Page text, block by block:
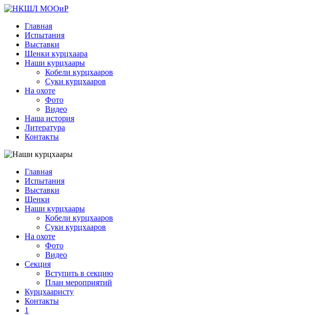
Главная
Испытания
Выставки
Щенки курцхаара
Наши курцхаары
Кобели курцхааров
Суки курцхааров
На охоте
Фото
Видео
Наша история
Литература
Контакты
Главная
Испытания
Выставки
Щенки
Наши курцхаары
Кобели курцхааров
Суки курцхааров
На охоте
Фото
Видео
Секция
Вступить в секцию
План мероприятий
Курцхааристу
Контакты
1